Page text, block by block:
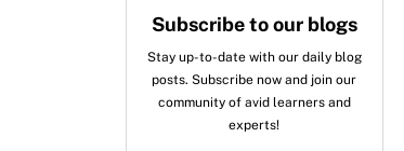
Subscribe to our blogs
Stay up-to-date with our daily blog
posts. Subscribe now and join our
community of avid learners and
experts!